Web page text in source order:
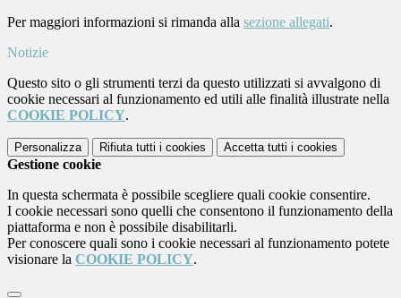
Per maggiori informazioni si rimanda alla sezione allegati.
Notizie
Questo sito o gli strumenti terzi da questo utilizzati si avvalgono di
cookie necessari al funzionamento ed utili alle finalità illustrate nella
COOKIE POLICY.
Personalizza Rifiuta tutti i cookies Accetta tutti i cookies
Gestione cookie
In questa schermata è possibile scegliere quali cookie consentire.
I cookie necessari sono quelli che consentono il funzionamento della
piattaforma e non è possibile disabilitarli.
Per conoscere quali sono i cookie necessari al funzionamento potete
visionare la COOKIE POLICY.